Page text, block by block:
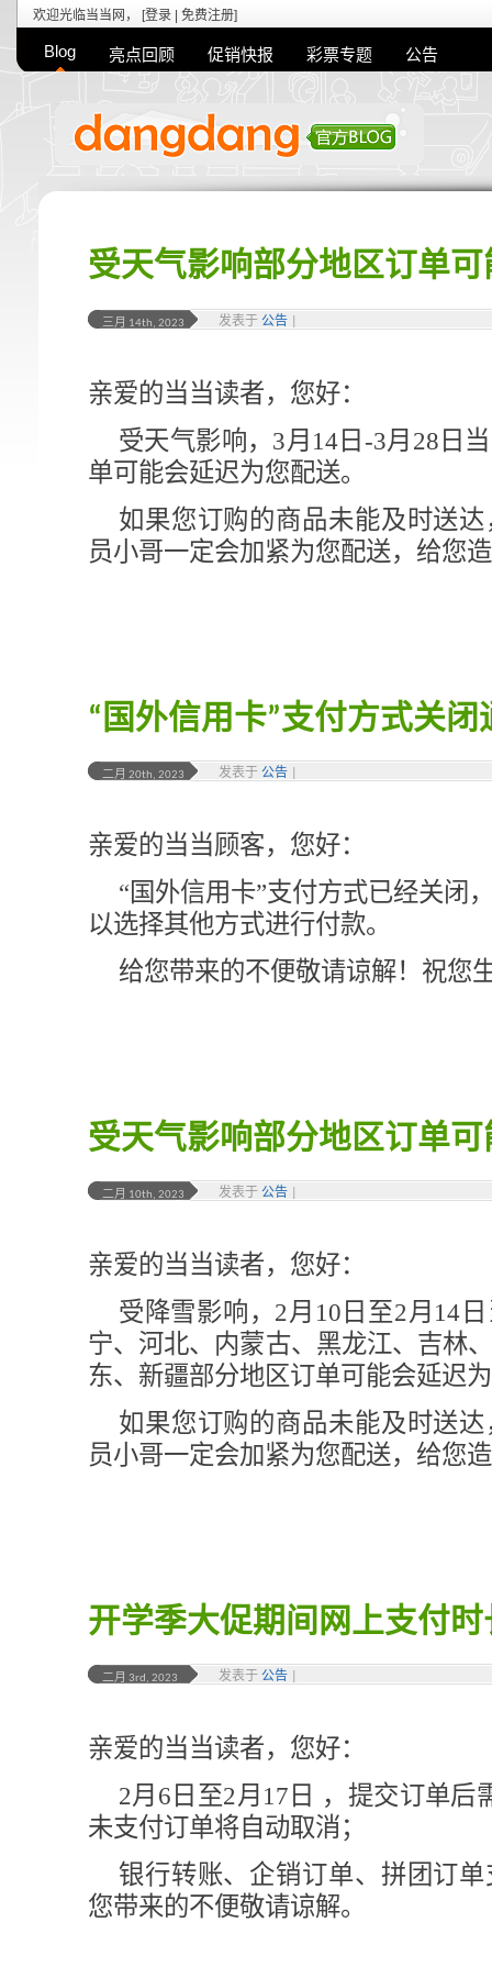
欢迎光临当当网， [登录 免费注册]
Blog 亮点回顾 促销快报 彩票专题 公告
受天气影响部分地区订单
三月 14th, 2023 发表于 公告
亲爱的当当读者，您好：
受天气影响，3月14日-3月28日
单可能会延迟为您配送。
如果您订购的商品未能及时送
员小哥一定会加紧为您配送，给您
“国外信用卡”支付方式关闭
二月 20th, 2023 发表于 公告
亲爱的当当顾客，您好：
“国外信用卡”支付方式已经关闭
以选择其他方式进行付款。
给您带来的不便敬请谅解！祝您
受天气影响部分地区订单
二月 10th, 2023 发表于 公告
亲爱的当当读者，您好：
受降雪影响，2月10日至2月14
宁、河北、内蒙古、黑龙江、吉林
东、新疆部分地区订单可能会延迟
如果您订购的商品未能及时送
员小哥一定会加紧为您配送，给您
开学季大促期间网上支付时
二月 3rd, 2023 发表于 公告
亲爱的当当读者，您好：
2月6日至2月17日 ，提交订单后
未支付订单将自动取消；
银行转账、企销订单、拼团订
您带来的不便敬请谅解。